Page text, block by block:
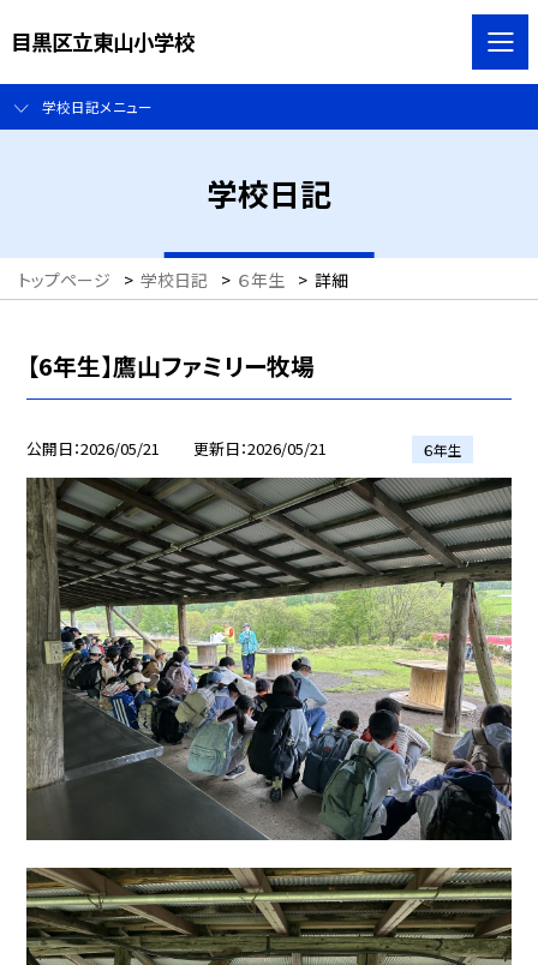
目黒区立東山小学校
学校日記メニュー
学校日記
トップページ > 学校日記 > ６年生 > 詳細
【6年生】鷹山ファミリー牧場
公開日 2026/05/21 更新日 2026/05/21 ６年生